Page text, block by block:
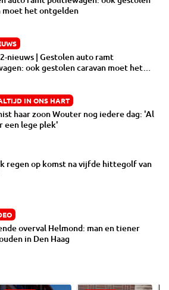
moet het ontgelden
nieuws | Gestolen auto ramt
ook gestolen caravan moet het
IN ONS HART
haar zoon Wouter nog iedere dag: 'Al
een lege plek'
regen op komst na vijfde hittegolf van
overval Helmond: man en tiener
in Den Haag